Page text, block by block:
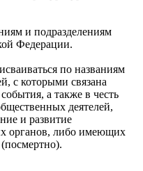
и подразделениям
Федерации.
по названиям
с которыми связана
а также в честь
деятелей,
и развитие
органов, либо имеющих